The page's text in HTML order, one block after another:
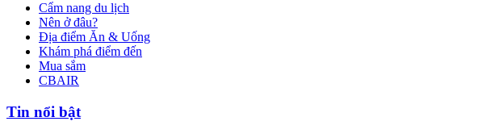
Cẩm nang du lịch
Nên ở đâu?
Địa điểm Ăn & Uống
Khám phá điểm đến
Mua sắm
CBAIR
Tin nổi bật